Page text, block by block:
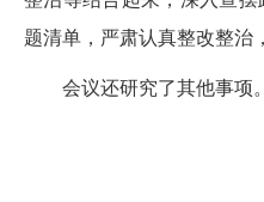
题清单，严肃认真整改整治
会议还研究了其他事项。